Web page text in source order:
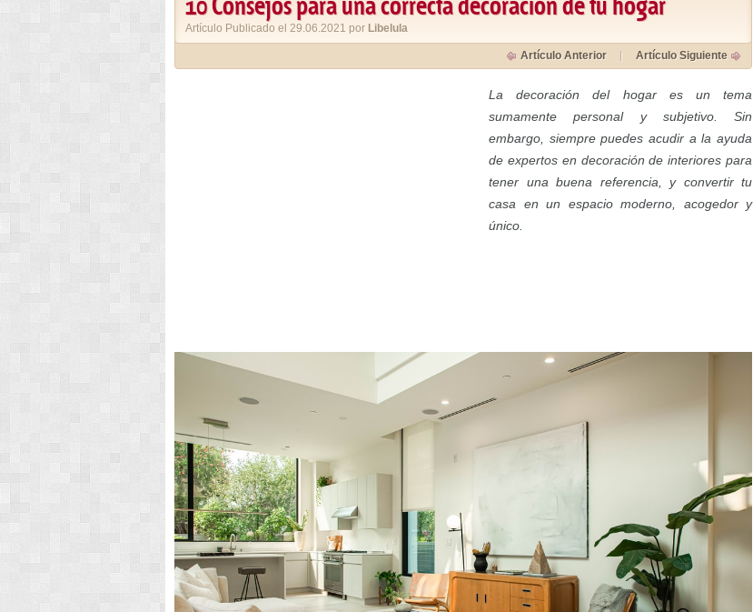
10 Consejos para una correcta decoración de tu hogar
Artículo Publicado el 29.06.2021 por Libelula
Artículo Anterior Artículo Siguiente
La decoración del hogar es un tema
sumamente personal y subjetivo. Sin
embargo, siempre puedes acudir a la ayuda
de expertos en decoración de interiores para
tener una buena referencia, y convertir tu
casa en un espacio moderno, acogedor y
único.